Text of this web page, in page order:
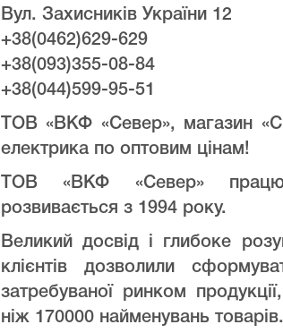
Вул. Захисників України 12
+38(0462)629-629
+38(093)355-08-84
+38(044)599-95-51
ТОВ «ВКФ «Север», магазин
електрика по оптовим цінам!
ТОВ «ВКФ «Север»
розвивається з 1994 року.
Великий досвід і глибоке
клієнтів дозволили
затребуваної ринком
ніж 170000 найменувань товарів.